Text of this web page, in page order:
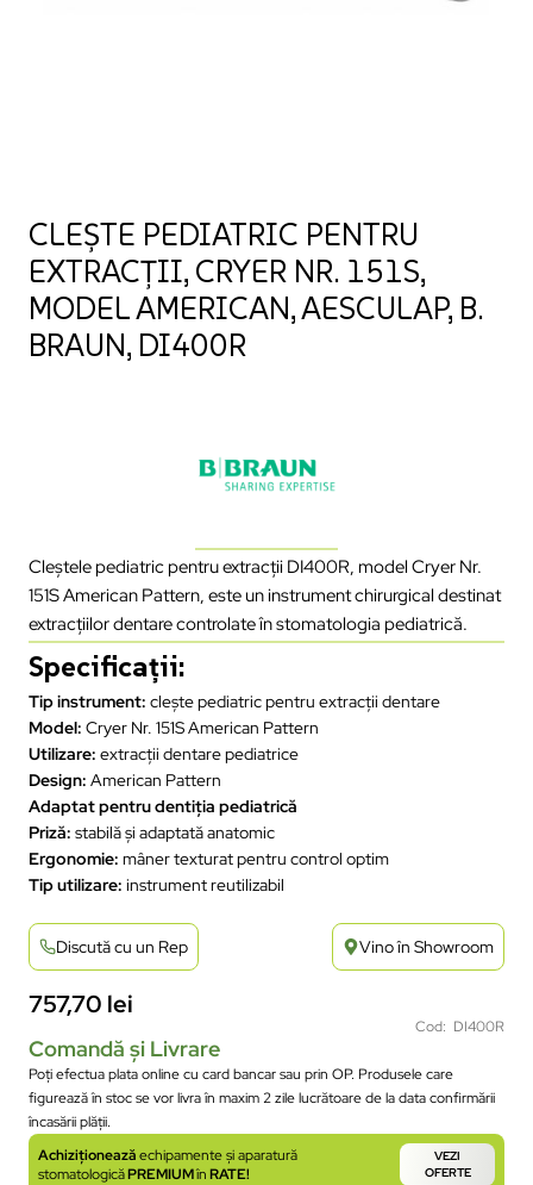
CLEȘTE PEDIATRIC PENTRU
EXTRACȚII, CRYER NR. 151S,
MODEL AMERICAN, AESCULAP, B.
BRAUN, DI400R
Cleștele pediatric pentru extracții DI400R, model Cryer Nr.
151S American Pattern, este un instrument chirurgical destinat
extracțiilor dentare controlate în stomatologia pediatrică.
Specificații:
Tip instrument: clește pediatric pentru extracții dentare
Model: Cryer Nr. 151S American Pattern
Utilizare: extracții dentare pediatrice
Design: American Pattern
Adaptat pentru dentiția pediatrică
Priză: stabilă și adaptată anatomic
Ergonomie: mâner texturat pentru control optim
Tip utilizare: instrument reutilizabil
Discută cu un Rep Vino în Showroom
757,70 lei
Cod: DI400R
Comandă și Livrare
Poți efectua plata online cu card bancar sau prin OP. Produsele care
figurează în stoc se vor livra în maxim 2 zile lucrătoare de la data confirmării
încasării plății.
Achiziționeazăechipamente și aparatură
stomatologicăPREMIUMînRATE!
VEZI
OFERTE